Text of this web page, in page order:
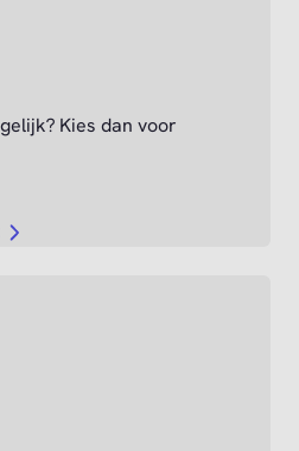
Kies dan voor